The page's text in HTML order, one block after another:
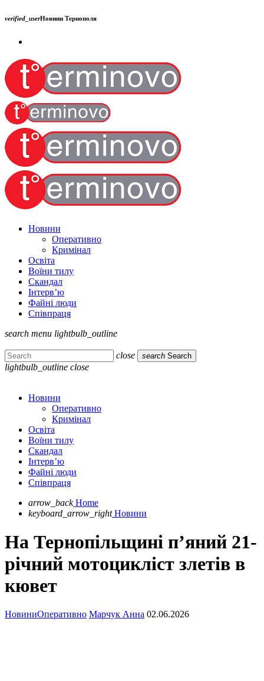
verified_userНовини Тернополя
Новини
Оперативно
Кримінал
Освіта
Воїни тилу
Скандал
Інтерв’ю
Файні люди
Співпраця
search menu lightbulb_outline
close search Search
lightbulb_outline close
Новини
Оперативно
Кримінал
Освіта
Воїни тилу
Скандал
Інтерв’ю
Файні люди
Співпраця
arrow_back Home
keyboard_arrow_right Новини
На Тернопільщині п’яний 21-
річний мотоцикліст злетів в
кювет
НовиниОперативно Марчук Анна 02.06.2026